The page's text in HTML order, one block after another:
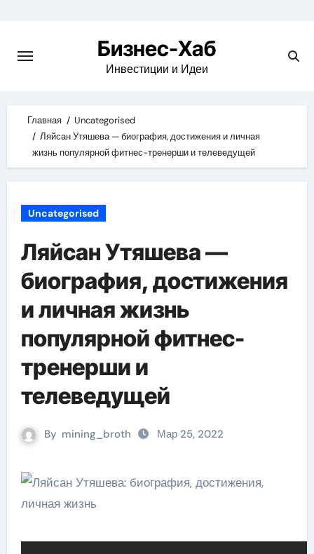
content
Бизнес-Хаб
Инвестиции и Идеи
Главная
Uncategorised
Ляйсан Утяшева — биография, достижения и личная
жизнь популярной фитнес-тренерши и телеведущей
Uncategorised
Ляйсан Утяшева —
биография, достижения
и личная жизнь
популярной фитнес-
тренерши и
телеведущей
By mining_broth Мар 25, 2022